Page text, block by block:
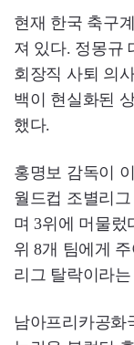
현재 한국 축구
져 있다. 정몽규
회장직 사퇴 의
백이 현실화된
했다.
홍명보 감독이
월드컵 조별리
며 3위에 머물렀
위 8개 팀에게
리그 탈락이라
남아프리카공화